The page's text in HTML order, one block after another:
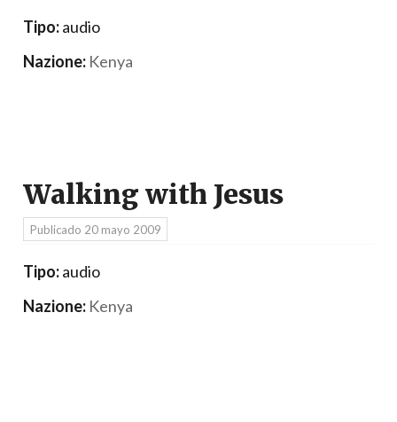
Tipo:audio
Nazione: Kenya
Walking with Jesus
Publicado 20 mayo 2009
Tipo:audio
Nazione: Kenya